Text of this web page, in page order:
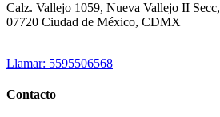
Calz. Vallejo 1059, Nueva Vallejo II
07720 Ciudad de México, CDMX
Llamar: 5595506568
Contacto